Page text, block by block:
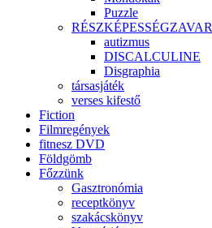
Puzzle
RÉSZKÉPESSÉGZAVAR
autizmus
DISCALCULINE
Disgraphia
társasjáték
verses kifestő
Fiction
Filmregények
fitnesz DVD
Földgömb
Főzzünk
Gasztronómia
receptkönyv
szakácskönyv